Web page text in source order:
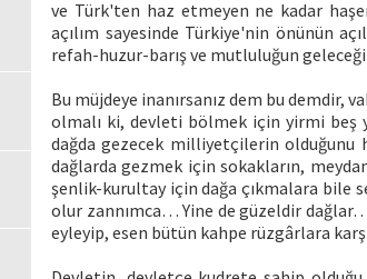
ve Türk'ten haz etmeyen ne kadar
açılım sayesinde Türkiye'nin önünün
refah-huzur-barış ve mutluluğun
Bu müjdeye inanırsanız dem bu
olmalı ki, devleti bölmek için yirmi beş
dağda gezecek milliyetçilerin olduğunu
dağlarda gezmek için sokakların,
şenlik-kurultay için dağa çıkmalara bile
olur zannımca… Yine de güzeldir dağlar…
eyleyip, esen bütün kahpe rüzgârlara